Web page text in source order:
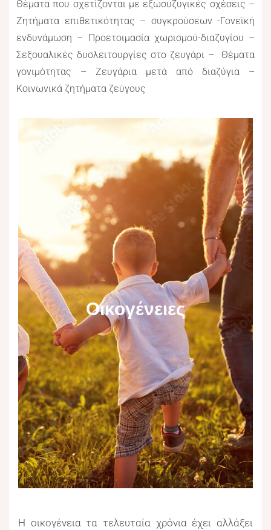
Θέματα που σχετίζονται με εξωσυζυγικές σχέσεις –
Ζητήματα επιθετικότητας – συγκρούσεων -Γονεϊκή
ενδυνάμωση – Προετοιμασία χωρισμού-διαζυγίου –
Σεξουαλικές δυσλειτουργίες στο ζευγάρι – Θέματα
γονιμότητας – Ζευγάρια μετά από διαζύγια –
Κοινωνικά ζητήματα ζεύγους
Οικογένειες
Η οικογένεια τα τελευταία χρόνια έχει αλλάξει